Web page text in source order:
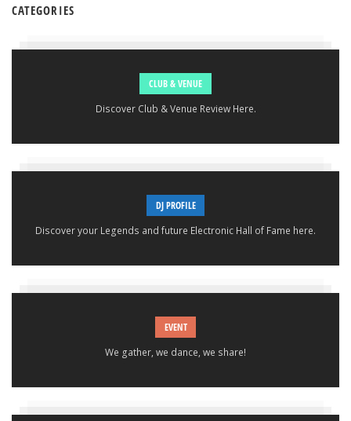
CATEGORIES
CLUB & VENUE
Discover Club & Venue Review Here.
DJ PROFILE
Discover your Legends and future Electronic Hall of Fame here.
EVENT
We gather, we dance, we share!